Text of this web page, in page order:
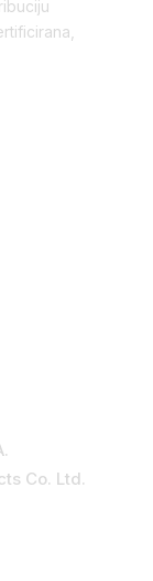
Co. Ltd.